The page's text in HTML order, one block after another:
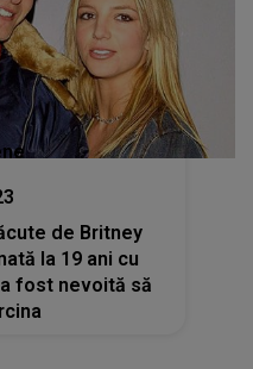
de Britney
la 19 ani cu
fost nevoită să